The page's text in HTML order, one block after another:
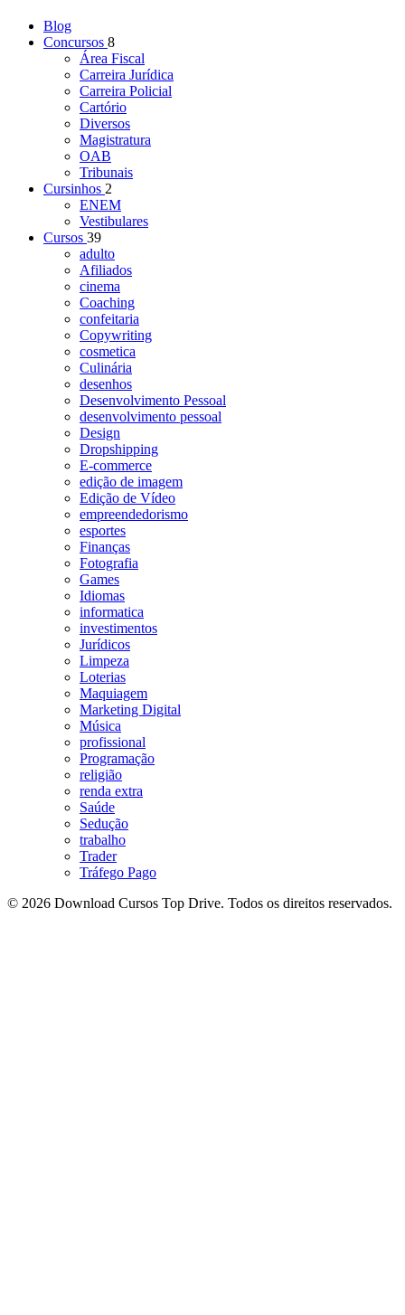
Blog
Concursos 8
Área Fiscal
Carreira Jurídica
Carreira Policial
Cartório
Diversos
Magistratura
OAB
Tribunais
Cursinhos 2
ENEM
Vestibulares
Cursos 39
adulto
Afiliados
cinema
Coaching
confeitaria
Copywriting
cosmetica
Culinária
desenhos
Desenvolvimento Pessoal
desenvolvimento pessoal
Design
Dropshipping
E-commerce
edição de imagem
Edição de Vídeo
empreendedorismo
esportes
Finanças
Fotografia
Games
Idiomas
informatica
investimentos
Jurídicos
Limpeza
Loterias
Maquiagem
Marketing Digital
Música
profissional
Programação
religião
renda extra
Saúde
Sedução
trabalho
Trader
Tráfego Pago
© 2026 Download Cursos Top Drive. Todos os direitos reservados.